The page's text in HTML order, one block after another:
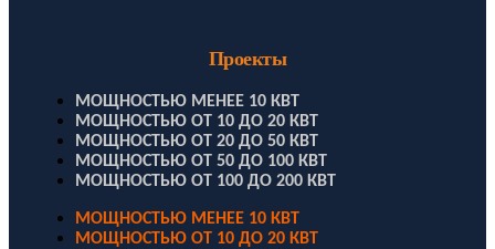
Проекты
МОЩНОСТЬЮ МЕНЕЕ 10 КВТ
МОЩНОСТЬЮ ОТ 10 ДО 20 КВТ
МОЩНОСТЬЮ ОТ 20 ДО 50 КВТ
МОЩНОСТЬЮ ОТ 50 ДО 100 КВТ
МОЩНОСТЬЮ ОТ 100 ДО 200 КВТ
МОЩНОСТЬЮ МЕНЕЕ 10 КВТ
МОЩНОСТЬЮ ОТ 10 ДО 20 КВТ